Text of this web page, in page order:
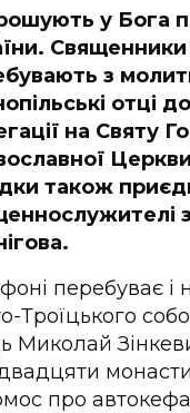
у Бога
з
отці
на Святу
також
перебуває і
Троїцького
Миколай
про